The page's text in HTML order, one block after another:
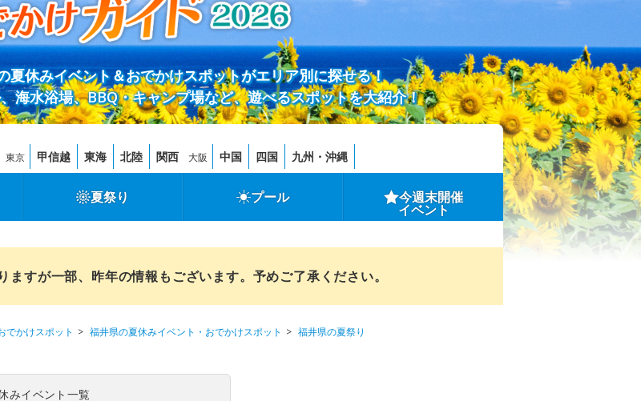
夏休みイベント＆おでかけスポットがエリア別に探せる！
海水浴場、BBQ・キャンプ場など、遊べるスポットを大紹介！
東京 甲信越 東海 北陸 関西 大阪 中国 四国 九州・沖縄
夏祭り プール 今週末開催
イベント
すが一部、昨年の情報もございます。予めご了承ください。
でかけスポット 福井県の夏休みイベント・おでかけスポット
福井県の夏祭り
みイベント一覧